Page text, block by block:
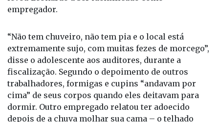
“Não tem chuveiro, não tem pia e o local está
fiscalização. Segundo o depoimento de outros
trabalhadores, formigas e cupins “andavam por
cima” de seus corpos quando eles deitavam para
dormir. Outro empregado relatou ter adoecido
depois de a chuva molhar sua cama – o telhado
estava sem manutenção e as telhas, deslocadas.